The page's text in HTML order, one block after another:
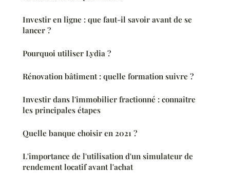
Investir en ligne : que faut-il savoir avant de se
lancer ?
Pourquoi utiliser Lydia ?
Rénovation bâtiment : quelle formation suivre ?
Investir dans l'immobilier fractionné : connaître
les principales étapes
Quelle banque choisir en 2021 ?
L'importance de l'utilisation d'un simulateur de
rendement locatif avant l'achat